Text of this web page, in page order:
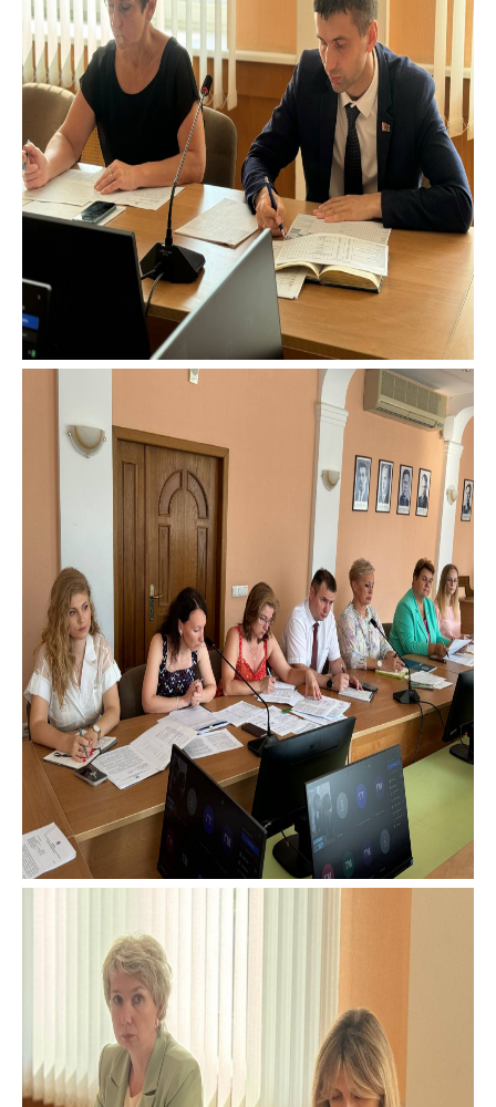
регулирования
Биржевая торговля
Выставочная
деятельность в
Республике
Беларусь
Защита
персональных
Новости
Обратиться в МАРТ
Личный прием
Прямaя телефоннaя
линия
Горячая линия
Электронные
обращения
Сообщить о росте
цен на товары
Сообщить о росте
цен на лекарства и
медицинские
изделия
Контакты
Адрес и режим
работы
Приемная
Горячая линия
Пресс-служба
Вышестоящий
государственный
орган